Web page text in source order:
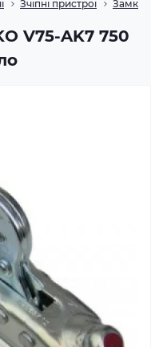
Зчіпні пристрої
V75-AK7 750